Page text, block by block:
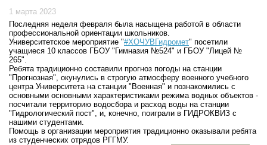
1 марта 2023
Последняя неделя февраля была насыщена работой в области
профессиональной ориентации школьников.
Университетское мероприятие "#ХОЧУВГидромет" посетили
учащиеся 10 классов ГБОУ "Гимназия №524" и ГБОУ "Лицей №
265".
Ребята традиционно составили прогноз погоды на станции
"Прогнозная", окунулись в строгую атмосферу военного учебного
центра Университета на станции "Военная" и познакомились с
основными основными характеристиками режима водных объектов -
посчитали территорию водосбора и расход воды на станции
"Гидрологический пост", и, конечно, поиграли в ГИДРОКВИЗ с
нашими студентами.
Помощь в организации мероприятия традиционно оказывали ребята
из студенческих отрядов РГГМУ.